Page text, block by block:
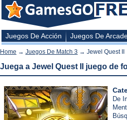
Juegos De Acción Juegos De
Home → Juegos De Match 3 → Jewel Quest II
Juega a Jewel Quest II juego de
De